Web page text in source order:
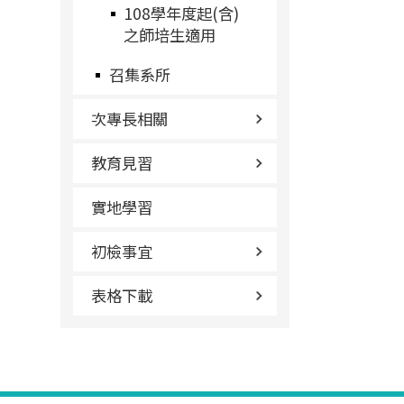
108學年度起(含)
之師培生適用
召集系所
次專長相關
教育見習
實地學習
初檢事宜
表格下載